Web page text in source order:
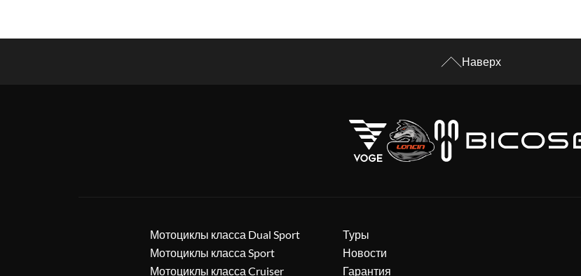
Наверх
Мотоциклы класса Dual Sport
Мотоциклы класса Sport
Мотоциклы класса Cruiser
Туры
Новости
Гарантия